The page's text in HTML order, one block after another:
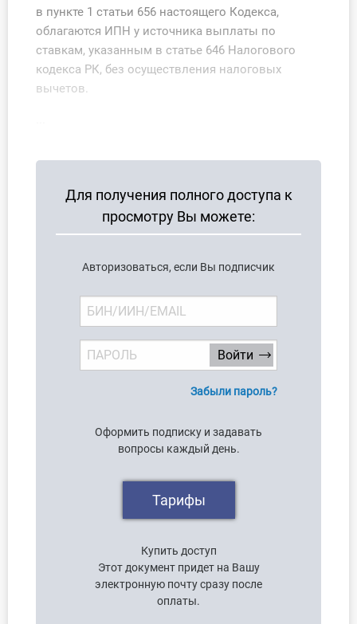
О Системе
Обучение
Тарифы
в пункте 1 статьи 656 настоящего Кодекса,
облагаются ИПН у источника выплаты по
ставкам, указанным в статье 646 Налогового
кодекса РК, без осуществления налоговых
вычетов.
Для получения полного доступа к
просмотру Вы можете:
Авторизоваться, если Вы подписчик
Забыли пароль?
Оформить подписку и задавать
вопросы каждый день.
Тарифы
Купить доступ
Этот документ придет на Вашу
электронную почту сразу после
оплаты.